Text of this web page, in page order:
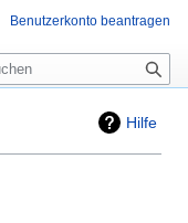
Hilfe
Benutzerkonto beantragen